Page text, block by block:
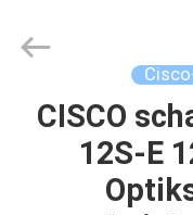
HAUSE
Ltd..
CISCO
12S-E